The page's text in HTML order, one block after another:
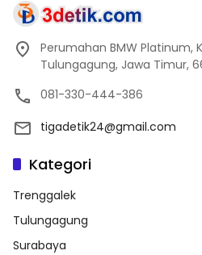
Perumahan BMW Platinum,
Tulungagung, Jawa Timur,
081-330-444-386
tigadetik24@gmail.com
Kategori
Trenggalek
Tulungagung
Surabaya